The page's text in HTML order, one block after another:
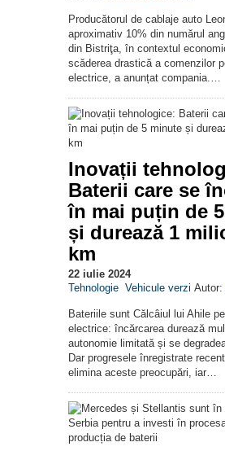
Producătorul de cablaje auto
aproximativ 10% din numărul
din Bistriţa, în contextul
scăderea drastică a comenzilor
electrice, a anunțat compania.…
Inovații
Baterii care se
în mai puțin de
și durează 1
km
22 iulie 2024
Tehnologie Vehicule verzi Autor:
Bateriile sunt Călcâiul lui Ahile
electrice: încărcarea durează
autonomie limitată și se
Dar progresele înregistrate
elimina aceste preocupări, iar…